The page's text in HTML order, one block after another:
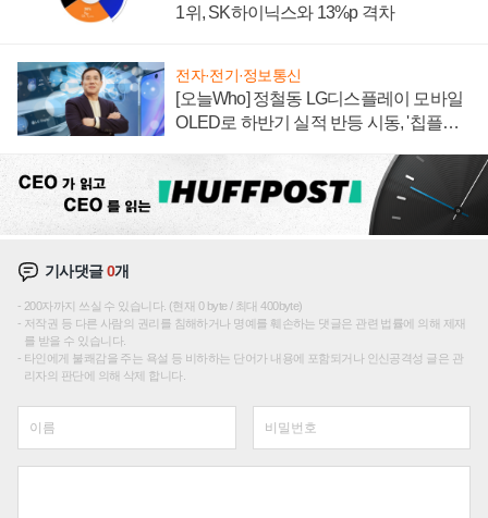
1위, SK하이닉스와 13%p 격차
전자·전기·정보통신
[오늘Who] 정철동 LG디스플레이 모바일
OLED로 하반기 실적 반등 시동, '칩플레
기사댓글0개
200자까지 쓰실 수 있습니다. (현재 0 byte / 최대 400byte)
저작권 등 다른 사람의 권리를 침해하거나 명예를 훼손하는 댓글은 관련 법률에 의해 제재
를 받을 수 있습니다.
타인에게 불쾌감을 주는 욕설 등 비하하는 단어가 내용에 포함되거나 인신공격성 글은 관
리자의 판단에 의해 삭제 합니다.